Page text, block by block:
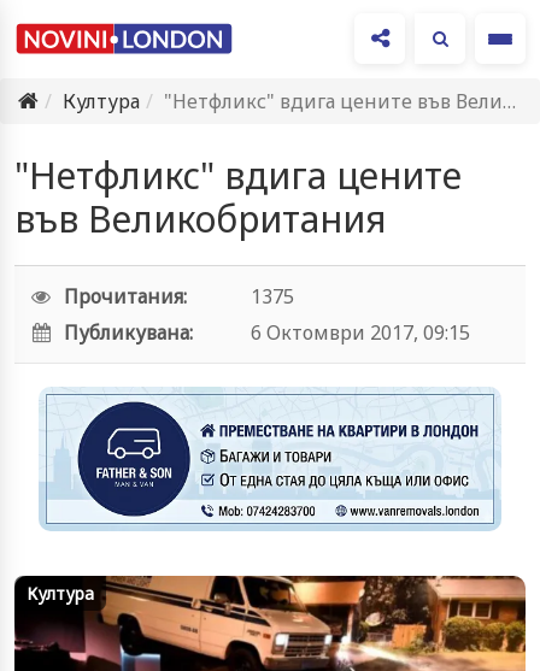
Култура
"Нетфликс" вдига цените във Великобритания
"Нетфликс" вдига цените
във Великобритания
Прочитания:
1375
Публикувана:
6 Октомври 2017, 09:15
Култура